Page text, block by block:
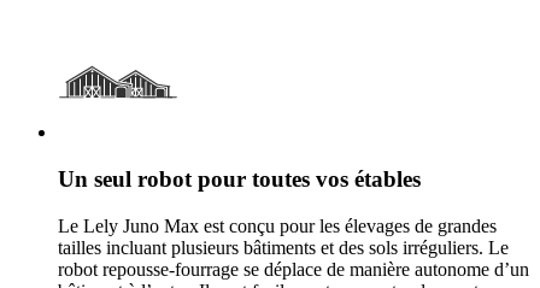
Un seul robot pour toutes vos étables
Le Lely Juno Max est conçu pour les élevages de grandes
tailles incluant plusieurs bâtiments et des sols irréguliers. Le
robot repousse-fourrage se déplace de manière autonome d’un